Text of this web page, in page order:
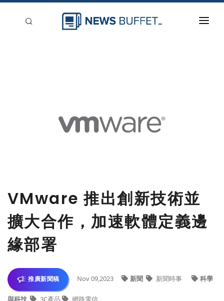
VMware 推出創新技術並
擴大合作，加速軟體定義邊
緣部署
推廣新聞稿 Nov 09,2023 新聞 新聞時事 科學
與科技 3C產品 網路電信